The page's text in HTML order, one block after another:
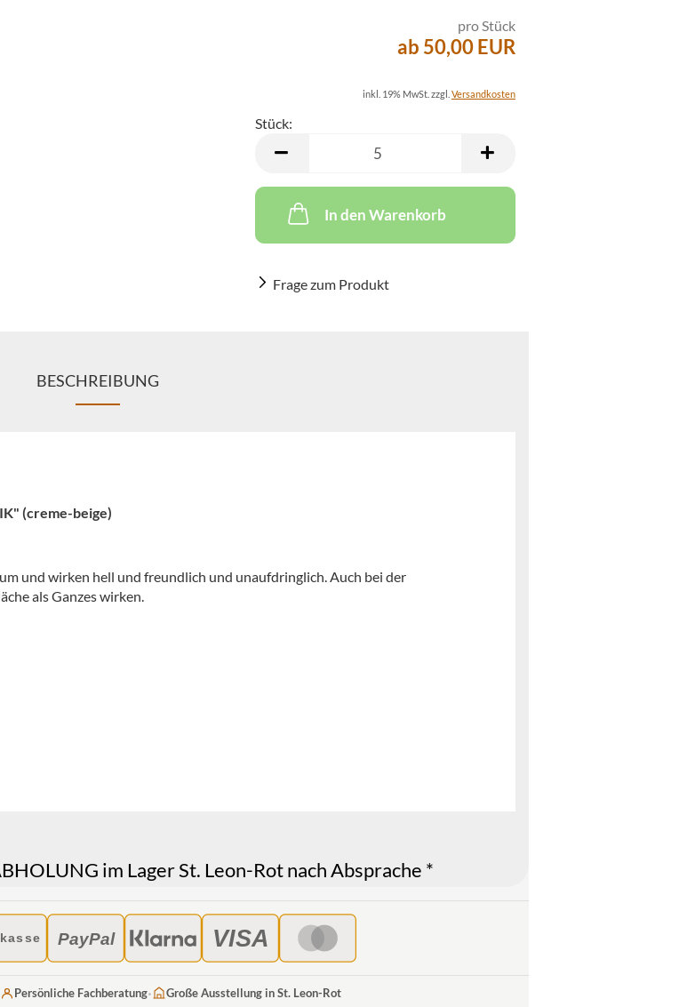
pro Stück
ab 50,00 EUR
inkl. 19% MwSt. zzgl. Versandkosten
Stück:
Stück
In den Warenkorb
Frage zum Produkt
BESCHREIBUNG
(creme-beige)
und wirken hell und freundlich und unaufdringlich. Auch bei der
als Ganzes wirken.
im Lager St. Leon-Rot nach Absprache *
PayPal VISA
Persönliche Fachberatung· Große Ausstellung in St. Leon-Rot